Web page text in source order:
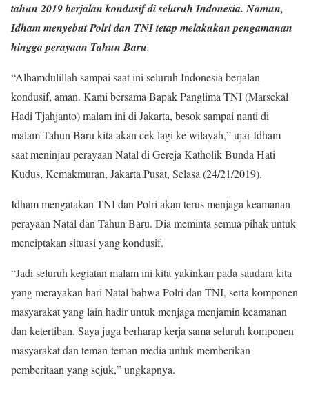
tahun 2019 berjalan kondusif di seluruh Indonesia. Namun,
Idham menyebut Polri dan TNI tetap melakukan pengamanan
hingga perayaan Tahun Baru.
“Alhamdulillah sampai saat ini seluruh Indonesia berjalan
kondusif, aman. Kami bersama Bapak Panglima TNI (Marsekal
Hadi Tjahjanto) malam ini di Jakarta, besok sampai nanti di
malam Tahun Baru kita akan cek lagi ke wilayah,” ujar Idham
saat meninjau perayaan Natal di Gereja Katholik Bunda Hati
Kudus, Kemakmuran, Jakarta Pusat, Selasa (24/21/2019).
Idham mengatakan TNI dan Polri akan terus menjaga keamanan
perayaan Natal dan Tahun Baru. Dia meminta semua pihak untuk
menciptakan situasi yang kondusif.
“Jadi seluruh kegiatan malam ini kita yakinkan pada saudara kita
yang merayakan hari Natal bahwa Polri dan TNI, serta komponen
masyarakat yang lain hadir untuk menjaga menjamin keamanan
dan ketertiban. Saya juga berharap kerja sama seluruh komponen
masyarakat dan teman-teman media untuk memberikan
pemberitaan yang sejuk,” ungkapnya.